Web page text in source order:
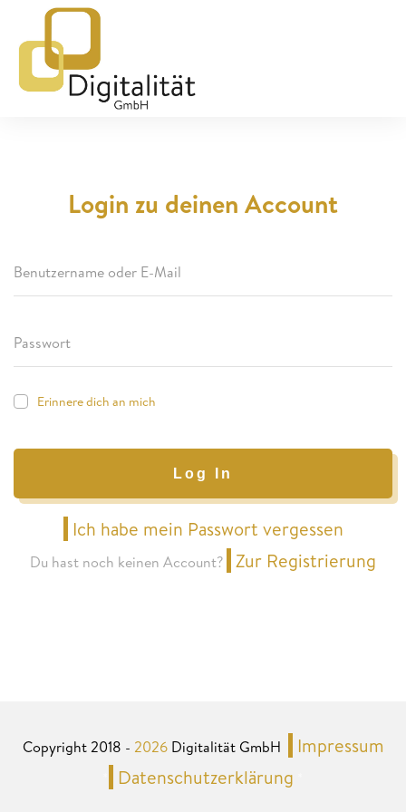
Login zu deinen Account
Erinnere dich an mich
Log In
Ich habe mein Passwort vergessen
Du hast noch keinen Account? Zur Registrierung
Copyright 2018 - 2026 Digitalität GmbH Impressum
Datenschutzerklärung